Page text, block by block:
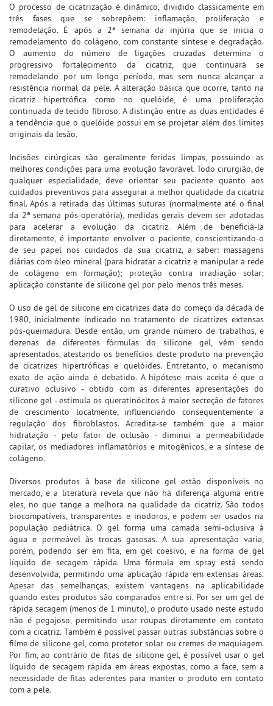
O processo de cicatrização é dinâmico, dividido classicamente em
três fases que se sobrepõem: inflamação, proliferação e
remodelação. É após a 2ª semana da injúria que se inicia o
remodelamento do colágeno, com constante síntese e degradação.
O aumento do número de ligações cruzadas determina o
progressivo fortalecimento da cicatriz, que continuará se
remodelando por um longo período, mas sem nunca alcançar a
resistência normal da pele. A alteração básica que ocorre, tanto na
cicatriz hipertrófica como no quelóide, é uma proliferação
continuada de tecido fibroso. A distinção entre as duas entidades é
a tendência que o quelóide possui em se projetar além dos limites
originais da lesão.
Incisões cirúrgicas são geralmente feridas limpas, possuindo as
melhores condições para uma evolução favorável. Todo cirurgião, de
qualquer especialidade, deve orientar seu paciente quanto aos
cuidados preventivos para assegurar a melhor qualidade da cicatriz
final. Após a retirada das últimas suturas (normalmente até o final
da 2ª semana pós-operatória), medidas gerais devem ser adotadas
para acelerar a evolução da cicatriz. Além de beneficiá-la
diretamente, é importante envolver o paciente, conscientizando-o
de seu papel nos cuidados da sua cicatriz, a saber: massagens
diárias com óleo mineral (para hidratar a cicatriz e manipular a rede
de colágeno em formação); proteção contra irradiação solar;
aplicação constante de silicone gel por pelo menos três meses.
O uso de gel de silicone em cicatrizes data do começo da década de
1980, inicialmente indicado no tratamento de cicatrizes extensas
pós-queimadura. Desde então, um grande número de trabalhos, e
dezenas de diferentes fórmulas do silicone gel, vêm sendo
apresentados, atestando os benefícios deste produto na prevenção
de cicatrizes hipertróficas e quelóides. Entretanto, o mecanismo
exato de ação ainda é debatido. A hipótese mais aceita é que o
curativo oclusivo - obtido com as diferentes apresentações do
silicone gel - estimula os queratinócitos à maior secreção de fatores
de crescimento localmente, influenciando consequentemente a
regulação dos fibroblastos. Acredita-se também que a maior
hidratação - pelo fator de oclusão - diminui a permeabilidade
capilar, os mediadores inflamatórios e mitogênicos, e a síntese de
colágeno.
Diversos produtos à base de silicone gel estão disponíveis no
mercado, e a literatura revela que não há diferença alguma entre
eles, no que tange a melhora na qualidade da cicatriz. São todos
biocompatíveis, transparentes e inodoros, e podem ser usados na
população pediátrica. O gel forma uma camada semi-oclusiva à
água e permeável às trocas gasosas. A sua apresentação varia,
porém, podendo ser em fita, em gel coesivo, e na forma de gel
líquido de secagem rápida. Uma fórmula em spray está sendo
desenvolvida, permitindo uma aplicação rápida em extensas áreas.
Apesar das semelhanças, existem vantagens na aplicabilidade
quando estes produtos são comparados entre si. Por ser um gel de
rápida secagem (menos de 1 minuto), o produto usado neste estudo
não é pegajoso, permitindo usar roupas diretamente em contato
com a cicatriz. Também é possível passar outras substâncias sobre o
filme de silicone gel, como protetor solar ou cremes de maquiagem.
Por fim, ao contrário de fitas de silicone gel, é possível usar o gel
líquido de secagem rápida em áreas expostas, como a face, sem a
necessidade de fitas aderentes para manter o produto em contato
com a pele.